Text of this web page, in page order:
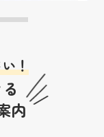
！
内